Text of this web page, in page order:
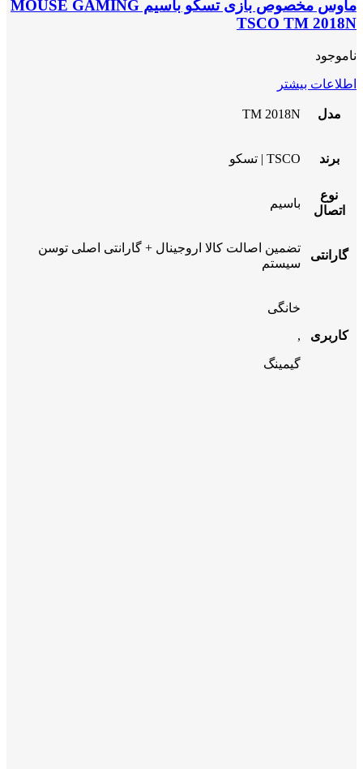
ماوس مخصوص بازی تسکو باسیم MOUSE GAMING
TSCO TM 2018N
ناموجود
اطلاعات بیشتر
مدل TM 2018N
برند TSCO | تسکو
نوع
اتصال
باسیم
گارانتی
تضمین اصالت کالا اروجینال + گارانتی اصلی توسن
سیستم
کاربری
خانگی
,
گیمینگ